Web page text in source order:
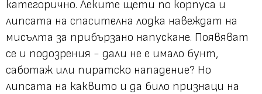
категорично. Леките щети по корпуса и
липсата на спасителна лодка навеждат на
мисълта за прибързано напускане. Появяват
се и подозрения - дали не е имало бунт,
саботаж или пиратско нападение? Но
липсата на каквито и да било признаци на